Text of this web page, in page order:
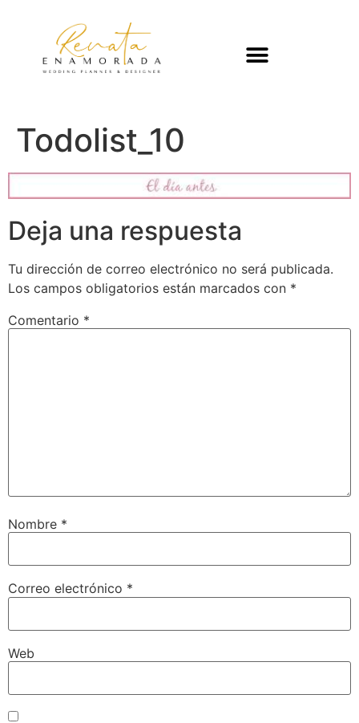
Todolist_10
Deja una respuesta
Tu dirección de correo electrónico no será publicada.
Los campos obligatorios están marcados con *
Comentario *
Nombre *
Correo electrónico *
Web